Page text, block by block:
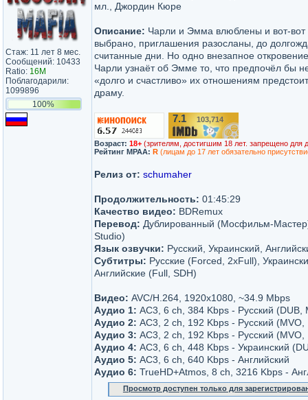
Стаж: 11 лет 8 мес.
Сообщений: 10433
Ratio: 16M
Поблагодарили:
1099896
100%
мл., Джордин Кюре
Описание: Чарли и Эмма влюблены и вот-
выбрано, приглашения разосланы, до
считанные дни. Но одно внезапное
Чарли узнаёт об Эмме то, что предпочёл бы
«долго и счастливо» их отношениям
драму.
7.1 103,714
Возраст: 18+ (зрителям, достигшим 18 лет. запрещено для
Рейтинг MPAA: R (лицам до 17 лет обязательно
Релиз от: schumaher
Продолжительность: 01:45:29
Качество видео: BDRemux
Перевод: Дублированный (Мосфильм-
Studio)
Язык озвучки: Русский, Украинский,
Субтитры: Русские (Forced, 2xFull),
Английские (Full, SDH)
Видео: AVC/H.264, 1920x1080, ~34.9 Mbps
Аудио 1: AC3, 6 ch, 384 Kbps - Русский
Аудио 2: AC3, 2 ch, 192 Kbps - Русский
Аудио 3: AC3, 2 ch, 192 Kbps - Русский
Аудио 4: AC3, 6 ch, 448 Kbps - Украинский
Аудио 5: AC3, 6 ch, 640 Kbps - Английский
Аудио 6: TrueHD+Atmos, 8 ch, 3216 Kbps -
Просмотр доступен только для